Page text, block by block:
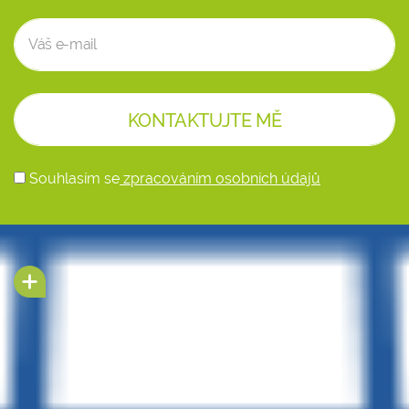
Souhlasím se zpracováním osobních údajů